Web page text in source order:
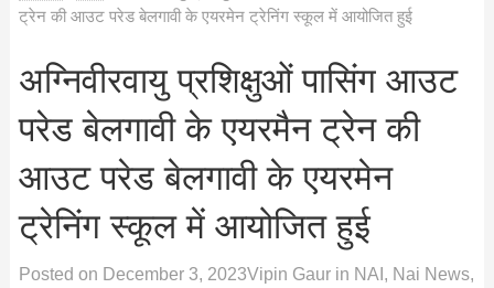
ट्रेन की आउट परेड बेलगावी के एयरमेन ट्रेनिंग स्कूल में आयोजित हुई
अग्निवीरवायु प्रशिक्षुओं पासिंग आउट
परेड बेलगावी के एयरमैन ट्रेन की
आउट परेड बेलगावी के एयरमेन
ट्रेनिंग स्कूल में आयोजित हुई
Posted on December 3, 2023Vipin Gaurin NAI , Nai News,